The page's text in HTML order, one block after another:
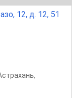
12, д. 12, 51
,